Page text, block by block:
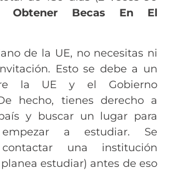
Obtener Becas En El
de la UE, no necesitas ni
Esto se debe a un
la UE y el Gobierno
hecho, tienes derecho a
y buscar un lugar para
a estudiar. Se
una institución
estudiar) antes de eso